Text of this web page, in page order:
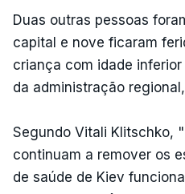
Duas outras pessoas
capital e nove ficaram
criança com idade
da administração
Segundo Vitali Klitschko,
continuam a remover os
de saúde de Kiev